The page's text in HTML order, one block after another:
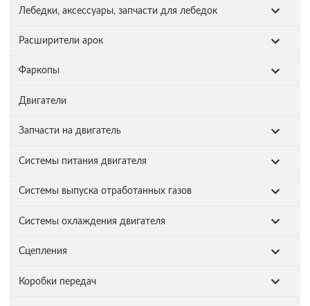
Лебедки, аксессуары, запчасти для лебедок
Расширители арок
Фаркопы
Двигатели
Запчасти на двигатель
Системы питания двигателя
Системы выпуска отработанных газов
Системы охлаждения двигателя
Сцепления
Коробки передач